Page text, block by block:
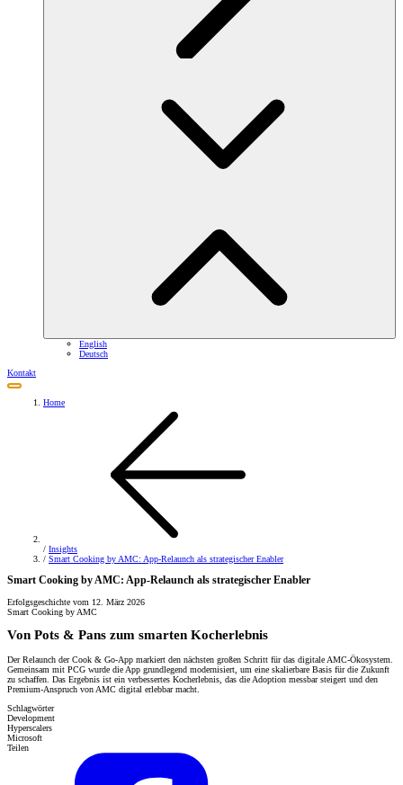
English
Deutsch
Kontakt
Home
/ Insights
/ Smart Cooking by AMC: App-Relaunch als strategischer Enabler
Smart Cooking by AMC: App-Relaunch als strategischer Enabler
Erfolgsgeschichte vom 12. März 2026
Smart Cooking by AMC
Von Pots & Pans zum smarten Kocherlebnis
Der Relaunch der Cook & Go-App markiert den nächsten großen Schritt für das digitale AMC-Ökosystem.
Gemeinsam mit PCG wurde die App grundlegend modernisiert, um eine skalierbare Basis für die Zukunft
zu schaffen. Das Ergebnis ist ein verbessertes Kocherlebnis, das die Adoption messbar steigert und den
Premium-Anspruch von AMC digital erlebbar macht.
Schlagwörter
Development
Hyperscalers
Microsoft
Teilen